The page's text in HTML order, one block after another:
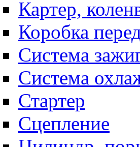
Картер,
Коробка
Система
Система
Стартер
Сцепление